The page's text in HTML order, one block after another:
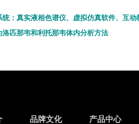
统：真实液相色谱仪、虚拟仿真软件、互
匹那韦和利托那韦体内分析方法
品牌文化 产品中心